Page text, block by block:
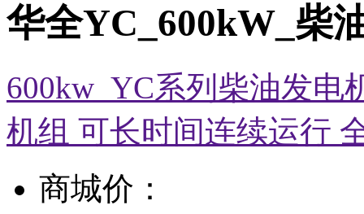
华全YC_600kW_柴
600kw_YC系列柴油发电
机组 可长时间连续运行
商城价：